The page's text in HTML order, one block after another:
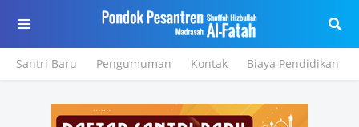
Santri Baru Pengumuman Kontak Biaya Pendidikan